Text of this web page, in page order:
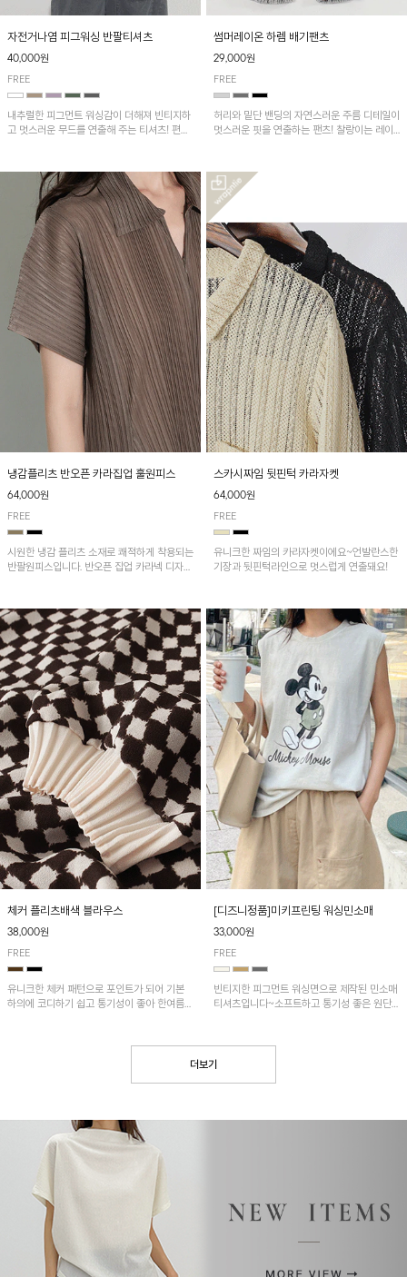
자전거나염 피그워싱 반팔티셔츠
40,000원
FREE
내추럴한 피그먼트 워싱감이 더해져 빈티지하
고 멋스러운 무드를 연출해 주는 티셔츠! 편안
썸머레이온 하렘 배기팬츠
29,000원
FREE
허리와 밑단 밴딩의 자연스러운 주름 디테일이
멋스러운 핏을 연출하는 팬츠! 찰랑이는 레이
기기 좋은 아이템입니다~
냉감플리츠 반오픈 카라집업 훌원피스
64,000원
FREE
시원한 냉감 플리츠 소재로 쾌적하게 착용되는
반팔원피스입니다. 반오픈 집업 카라넥 디자인
줘요~
스카시짜임 뒷핀턱 카라자켓
64,000원
FREE
유니크한 짜임의 카라자켓이에요~언발란스한
기장과 뒷핀턱라인으로 멋스럽게 연출돼요!
체커 플리츠배색 블라우스
38,000원
FREE
유니크한 체커 패턴으로 포인트가 되어 기본
하의에 코디하기 쉽고 통기성이 좋아 한여름에
[디즈니정품]미키프린팅 워싱민소매
33,000원
FREE
빈티지한 피그먼트 워싱면으로 제작된 민소매
티셔츠입니다~소프트하고 통기성 좋은 원단
더보기